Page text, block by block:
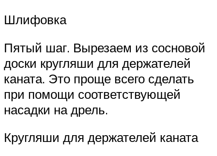
Шлифовка
Пятый шаг. Вырезаем из сосновой
доски кругляши для держателей
каната. Это проще всего сделать
при помощи соответствующей
насадки на дрель.
Кругляши для держателей каната